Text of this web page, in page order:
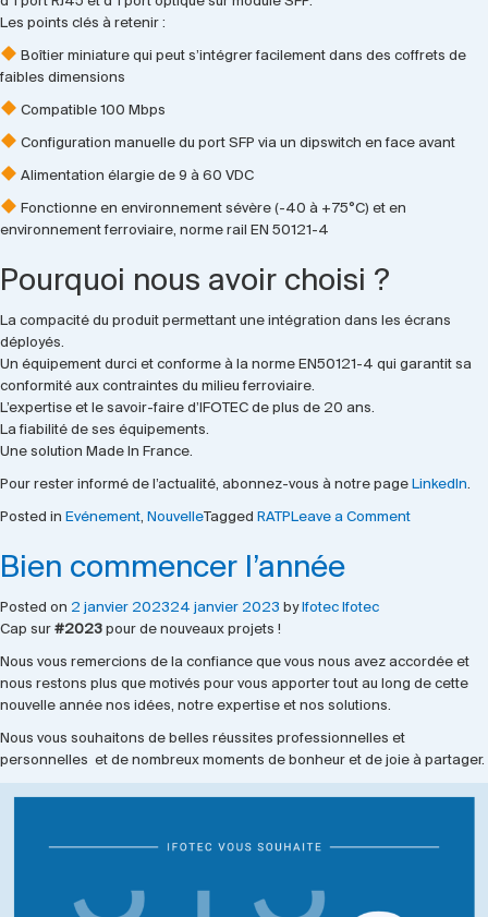
Les points clés à retenir :
Boîtier miniature qui peut s’intégrer facilement dans des coffrets de
faibles dimensions
Compatible 100 Mbps
Configuration manuelle du port SFP via un dipswitch en face avant
Alimentation élargie de 9 à 60 VDC
Fonctionne en environnement sévère (-40 à +75°C) et en
environnement ferroviaire, norme rail EN 50121-4
Pourquoi nous avoir choisi ?
La compacité du produit permettant une intégration dans les écrans
déployés.
Un équipement durci et conforme à la norme EN50121-4 qui garantit sa
conformité aux contraintes du milieu ferroviaire.
L’expertise et le savoir-faire d’IFOTEC de plus de 20 ans.
La fiabilité de ses équipements.
Une solution Made In France.
Pour rester informé de l’actualité, abonnez-vous à notre page LinkedIn.
Posted in Evénement, NouvelleTagged RATPLeave a Commenton
IFOTEC
Bien commencer l’année
Posted on 2 janvier 202324 janvier 2023 byIfotec Ifotec
Cap sur #2023 pour de nouveaux projets !
Nous vous remercions de la confiance que vous nous avez accordée et
nous restons plus que motivés pour vous apporter tout au long de cette
nouvelle année nos idées, notre expertise et nos solutions.
Nous vous souhaitons de belles réussites professionnelles et
personnelles et de nombreux moments de bonheur et de joie à partager.